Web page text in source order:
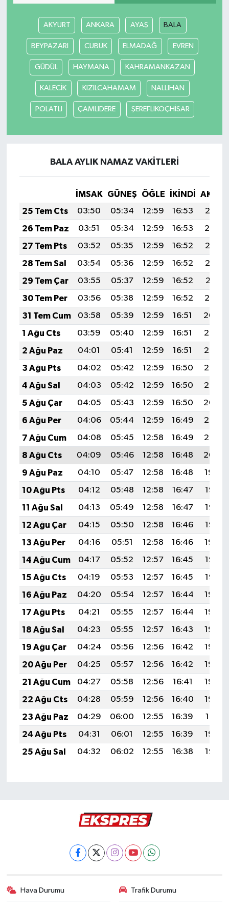
AKYURT ANKARA AYAŞ BALA
BEYPAZARI CUBUK ELMADAĞ EVREN
GÜDÜL HAYMANA KAHRAMANKAZAN
KALECİK KIZILCAHAMAM NALLIHAN
POLATLI ÇAMLIDERE ŞEREFLİKOÇHİSAR
BALA AYLIK NAMAZ VAKITLERI
İMSAK GÜNEŞ ÖĞLE İKINDI
25 Tem Cts
03:50 05:34 12:59 16:53
20:15
26 Tem Paz
03:51 05:34 12:59 16:53
20:14
27 Tem Pts
03:52 05:35 12:59 16:52
20:13
28 Tem Sal
03:54 05:36 12:59 16:52
20:12
29 Tem Çar
03:55 05:37 12:59 16:52
20:11
30 Tem Per
03:56 05:38 12:59 16:52
20:10
31 Tem Cum
03:58 05:39 12:59 16:51
20:09
1 Ağu Cts
03:59 05:40 12:59 16:51
20:08
2 Ağu Paz
04:01 05:41 12:59 16:51
20:07
3 Ağu Pts
04:02 05:42 12:59 16:50
20:06
4 Ağu Sal
04:03 05:42 12:59 16:50
20:05
5 Ağu Çar
04:05 05:43 12:59 16:50
20:04
6 Ağu Per
04:06 05:44 12:59 16:49
20:03
7 Ağu Cum
04:08 05:45 12:58 16:49
20:02
8 Ağu Cts
04:09 05:46 12:58 16:48
20:00
9 Ağu Paz
04:10 05:47 12:58 16:48
19:59
10 Ağu Pts
04:12 05:48 12:58 16:47
19:58
11 Ağu Sal
04:13 05:49 12:58 16:47
19:57
12 Ağu Çar
04:15 05:50 12:58 16:46
19:56
13 Ağu Per
04:16 05:51 12:58 16:46
19:54
14 Ağu Cum
04:17 05:52 12:57 16:45
19:53
15 Ağu Cts
04:19 05:53 12:57 16:45
19:52
16 Ağu Paz
04:20 05:54 12:57 16:44
19:50
17 Ağu Pts
04:21 05:55 12:57 16:44
19:49
18 Ağu Sal
04:23 05:55 12:57 16:43
19:48
19 Ağu Çar
04:24 05:56 12:56 16:42
19:46
20 Ağu Per
04:25 05:57 12:56 16:42
19:45
21 Ağu Cum
04:27 05:58 12:56 16:41
19:43
22 Ağu Cts
04:28 05:59 12:56 16:40
19:42
23 Ağu Paz
04:29 06:00 12:55 16:39
19:41
24 Ağu Pts
04:31 06:01 12:55 16:39
19:39
25 Ağu Sal
04:32 06:02 12:55 16:38 19:38
Hava Durumu Trafik Durumu
Köşe Yazıları
Kültür Sanat
Kütahya
Magazin
Resmi İlan
Rüya Tabirleri
Sağlık
Şaphane
Simav
Siyaset
Spor
Tavşanlı
Teknoloji
Türkiye
Video Galeri
Yaşam
Yemek Tarifleri